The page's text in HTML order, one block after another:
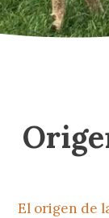
El origen de